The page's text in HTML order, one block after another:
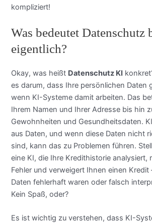
kompliziert!
Was bedeutet Datenschutz
eigentlich?
Okay, was heißt Datenschutz KI
es darum, dass Ihre persönlichen Daten
wenn KI-Systeme damit arbeiten. Das
Ihrem Namen und Ihrer Adresse bis hin
Gewohnheiten und Gesundheitsdaten.
aus Daten, und wenn diese Daten nicht
sind, kann das zu Problemen führen.
eine KI, die Ihre Kredithistorie analysiert,
Fehler und verweigert Ihnen einen Kredit
Daten fehlerhaft waren oder falsch
Kein Spaß, oder?
Es ist wichtig zu verstehen, dass KI-